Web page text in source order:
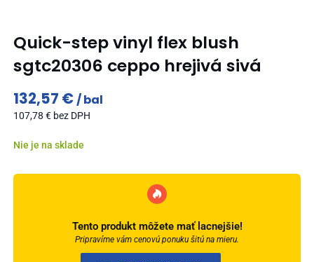
Quick-step vinyl flex blush
sgtc20306 ceppo hrejivá sivá
132,57 € bal
107,78 € bez DPH
Nie je na sklade
Tento produkt môžete mať lacnejšie!
Pripravíme vám cenovú ponuku šitú na mieru.